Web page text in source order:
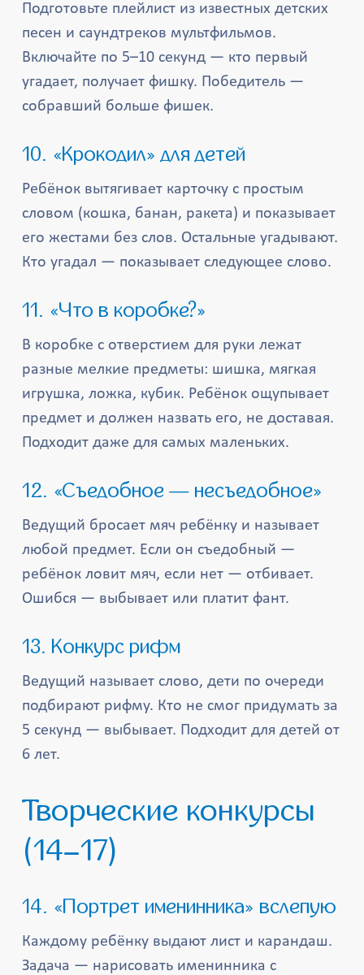
Подготовьте плейлист из известных детских
песен и саундтреков мультфильмов.
Включайте по 5–10 секунд — кто первый
угадает, получает фишку. Победитель —
собравший больше фишек.
10. «Крокодил» для детей
Ребёнок вытягивает карточку с простым
словом (кошка, банан, ракета) и показывает
его жестами без слов. Остальные угадывают.
Кто угадал — показывает следующее слово.
11. «Что в коробке?»
В коробке с отверстием для руки лежат
разные мелкие предметы: шишка, мягкая
игрушка, ложка, кубик. Ребёнок ощупывает
предмет и должен назвать его, не доставая.
Подходит даже для самых маленьких.
12. «Съедобное — несъедобное»
Ведущий бросает мяч ребёнку и называет
любой предмет. Если он съедобный —
ребёнок ловит мяч, если нет — отбивает.
Ошибся — выбывает или платит фант.
13. Конкурс рифм
Ведущий называет слово, дети по очереди
подбирают рифму. Кто не смог придумать за
5 секунд — выбывает. Подходит для детей от
6 лет.
Творческие конкурсы
(14–17)
14. «Портрет именинника» вслепую
Каждому ребёнку выдают лист и карандаш.
Задача — нарисовать именинника с